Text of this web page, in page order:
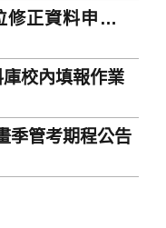
正資料申請作
校內填報作業
季管考期程公告